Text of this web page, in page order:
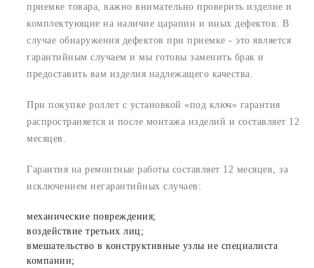
приемке товара, важно внимательно проверить изделие и
комплектующие на наличие царапин и иных дефектов. В
случае обнаружения дефектов при приемке - это является
гарантийным случаем и мы готовы заменить брак и
предоставить вам изделия надлежащего качества.
При покупке роллет с установкой «под ключ» гарантия
распространяется и после монтажа изделий и составляет 12
месяцев.
Гарантия на ремонтные работы составляет 12 месяцев, за
исключением негарантийных случаев:
механические повреждения;
воздействие третьих лиц;
вмешательство в конструктивные узлы не специалиста
компании;